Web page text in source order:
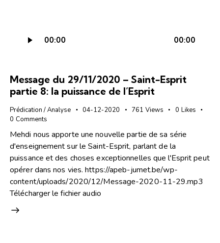
audio
00:00 00:00
Message du 29/11/2020 – Saint-Esprit
partie 8: la puissance de l’Esprit
Prédication / Analyse 04-12-2020 761 Views 0 Likes
0 Comments
Mehdi nous apporte une nouvelle partie de sa série
d'enseignement sur le Saint-Esprit, parlant de la
puissance et des choses exceptionnelles que l'Esprit peut
opérer dans nos vies. https://apeb-jumet.be/wp-
content/uploads/2020/12/Message-2020-11-29.mp3
Télécharger le fichier audio